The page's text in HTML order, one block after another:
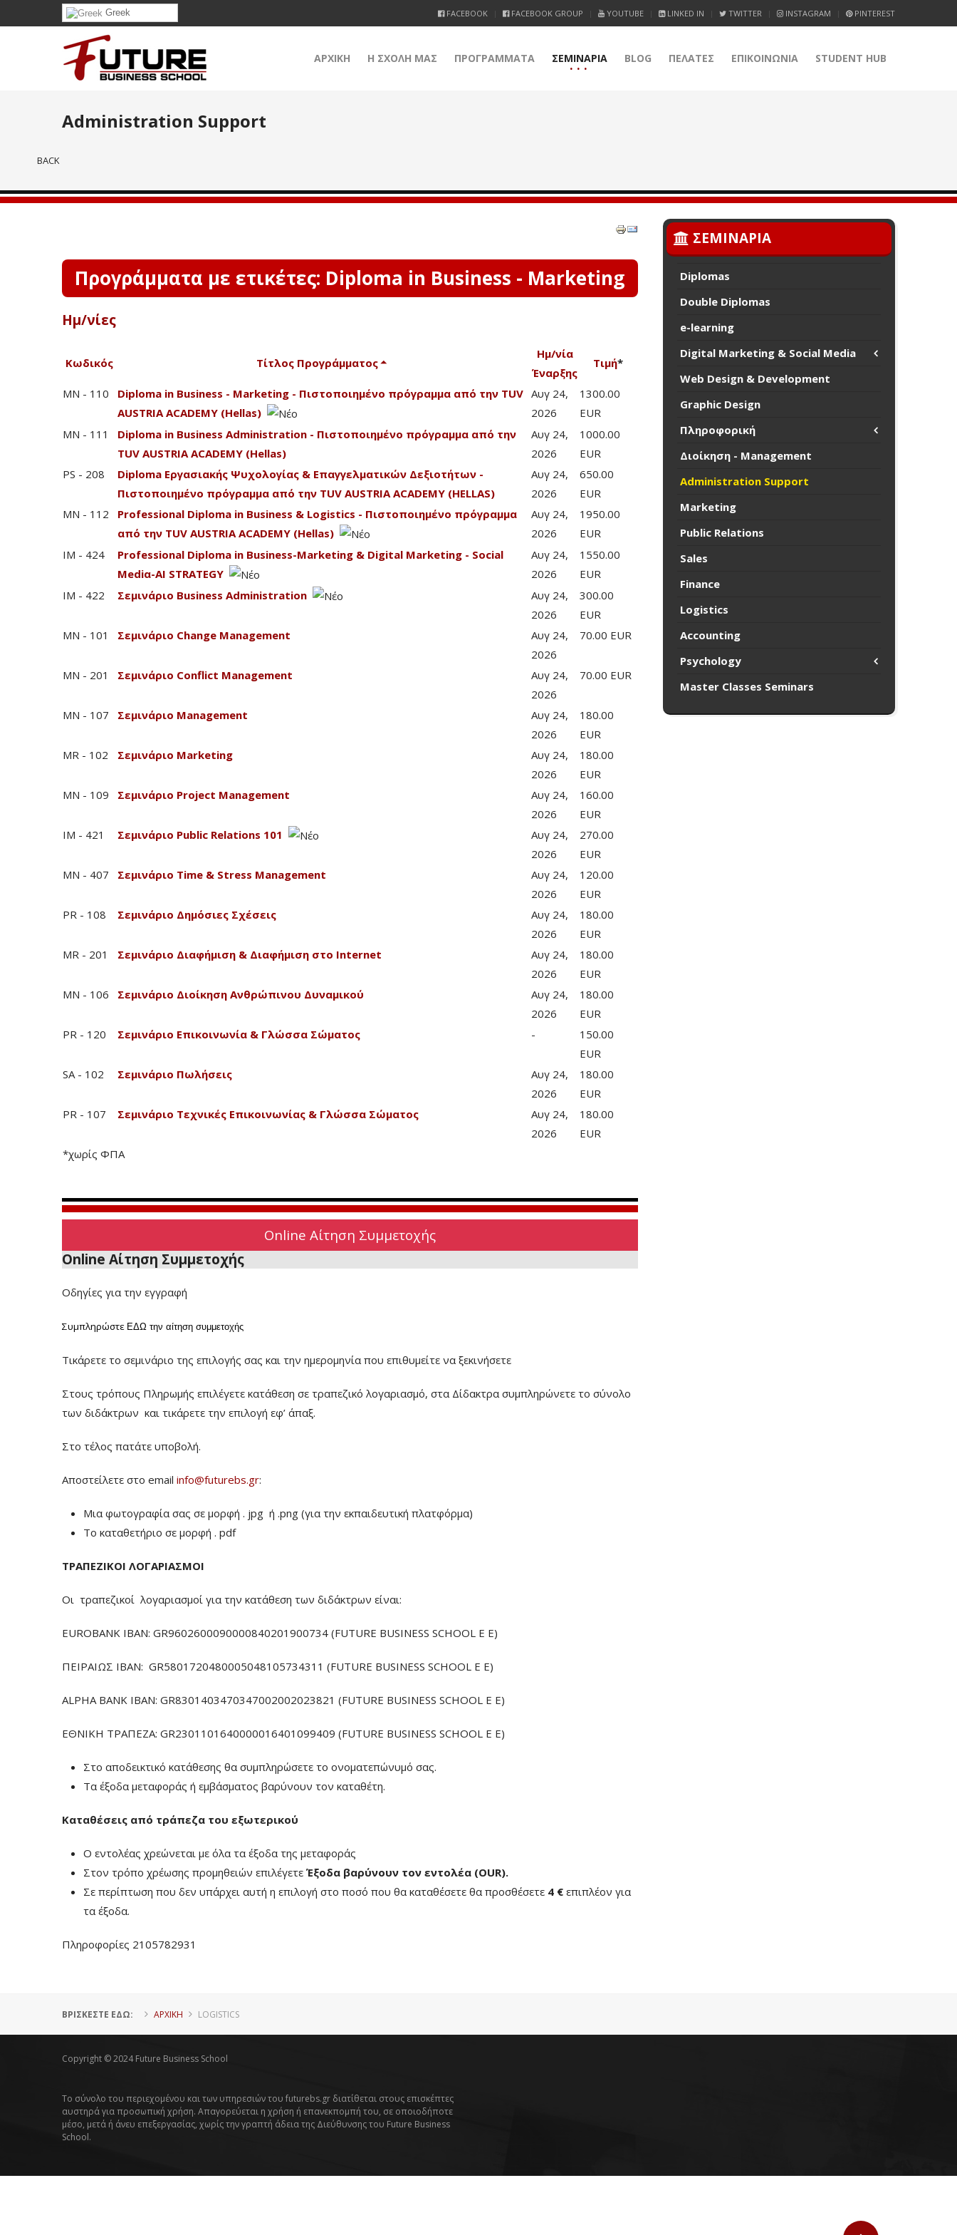
Greek FACEBOOK FACEBOOK GROUP YOUTUBE LINKED IN TWITTER INSTAGRAM PINTEREST
ΑΡΧΙΚΗ Η ΣΧΟΛΗ ΜΑΣ ΠΡΟΓΡΑΜΜΑΤΑ ΣΕΜΙΝΑΡΙΑ BLOG ΠΕΛΑΤΕΣ ΕΠΙΚΟΙΝΩΝΙΑ STUDENT HUB
Administration Support
BACK
Προγράμματα με ετικέτες: Diploma in Business - Marketing
Ημ/νίες
Κωδικός Τίτλος Προγράμματος
Ημ/νία
Έναρξης
Τιμή*
MN - 110
Diploma in Business - Marketing - Πιστοποιημένο πρόγραμμα από την TUV
AUSTRIA ACADEMY (Hellas)
Αυγ 24,
2026
1300.00
EUR
MN - 111
Diploma in Business Administration - Πιστοποιημένο πρόγραμμα από την
TUV AUSTRIA ACADEMY (Hellas)
Αυγ 24,
2026
1000.00
EUR
PS - 208
Diploma Εργασιακής Ψυχολογίας & Επαγγελματικών Δεξιοτήτων -
Πιστοποιημένο πρόγραμμα από την TUV AUSTRIA ACADEMY (HELLAS)
Αυγ 24,
2026
650.00
EUR
MN - 112
Professional Diploma in Business & Logistics - Πιστοποιημένο πρόγραμμα
από την TUV AUSTRIA ACADEMY (Hellas)
Αυγ 24,
2026
1950.00
EUR
IM - 424
Professional Diploma in Business-Marketing & Digital Marketing - Social
Mediα-AI STRATEGY
Αυγ 24,
2026
1550.00
EUR
IM - 422
Σεμινάριο Business Administration
Αυγ 24,
2026
300.00
EUR
MN - 101
Σεμινάριο Change Management
Αυγ 24,
2026
70.00 EUR
MN - 201 Σεμινάριο Conflict Management
Αυγ 24,
2026
70.00 EUR
MN - 107 Σεμινάριο Management
Αυγ 24,
2026
180.00
EUR
MR - 102
Σεμινάριο Marketing
Αυγ 24,
2026
180.00
EUR
MN - 109
Σεμινάριο Project Management
Αυγ 24,
2026
160.00
EUR
IM - 421
Σεμινάριο Public Relations 101
Αυγ 24,
2026
270.00
EUR
MN - 407
Σεμινάριο Time & Stress Management
Αυγ 24,
2026
120.00
EUR
PR - 108
Σεμινάριο Δημόσιες Σχέσεις
Αυγ 24,
2026
180.00
EUR
MR - 201
Σεμινάριο Διαφήμιση & Διαφήμιση στο Internet
Αυγ 24,
2026
180.00
EUR
MN - 106
Σεμινάριο Διοίκηση Ανθρώπινου Δυναμικού
Αυγ 24,
2026
180.00
EUR
PR - 120
Σεμινάριο Επικοινωνία & Γλώσσα Σώματος -
150.00
EUR
SA - 102
Σεμινάριο Πωλήσεις
Αυγ 24,
2026
180.00
EUR
PR - 107
Σεμινάριο Τεχνικές Επικοινωνίας & Γλώσσα Σώματος
Αυγ 24,
2026
180.00
EUR
*χωρίς ΦΠΑ
Online Αίτηση Συμμετοχής
Online Αίτηση Συμμετοχής
Οδηγίες για την εγγραφή
Συμπληρώστε ΕΔΩ την αίτηση συμμετοχής
Τικάρετε το σεμινάριο της επιλογής σας και την ημερομηνία που επιθυμείτε να ξεκινήσετε
Στους τρόπους Πληρωμής επιλέγετε κατάθεση σε τραπεζικό λογαριασμό, στα Δίδακτρα συμπληρώνετε το σύνολο
των διδάκτρων και τικάρετε την επιλογή εφ’ άπαξ.
Στο τέλος πατάτε υποβολή.
Αποστείλετε στο email info@futurebs.gr:
Μια φωτογραφία σας σε μορφή . jpg ή .png (για την εκπαιδευτική πλατφόρμα)
To καταθετήριο σε μορφή . pdf
ΤΡΑΠΕΖΙΚΟΙ ΛΟΓΑΡΙΑΣΜΟΙ
Οι τραπεζικοί λογαριασμοί για την κατάθεση των διδάκτρων είναι:
EUROBANK IBAN: GR9602600090000840201900734 (FUTURE BUSINESS SCHOOL E E)
ΠΕΙΡΑΙΩΣ ΙΒΑΝ: GR5801720480005048105734311 (FUTURE BUSINESS SCHOOL E E)
ALPHA BANK IBAN: GR8301403470347002002023821 (FUTURE BUSINESS SCHOOL E E)
ΕΘΝΙΚΗ ΤΡΑΠΕΖΑ: GR2301101640000016401099409 (FUTURE BUSINESS SCHOOL E E)
Στο αποδεικτικό κατάθεσης θα συμπληρώσετε το ονοματεπώνυμό σας.
Τα έξοδα μεταφοράς ή εμβάσματος βαρύνουν τον καταθέτη.
Καταθέσεις από τράπεζα του εξωτερικού
Ο εντολέας χρεώνεται με όλα τα έξοδα της μεταφοράς
Στον τρόπο χρέωσης προμηθειών επιλέγετε Έξοδα βαρύνουν τον εντολέα (ΟUR).
Σε περίπτωση που δεν υπάρχει αυτή η επιλογή στο ποσό που θα καταθέσετε θα προσθέσετε 4 € επιπλέον για
τα έξοδα.
Πληροφορίες 2105782931
ΣΕΜΙΝΑΡΙΑ
Diplomas
Double Diplomas
e-learning
Digital Marketing & Social Media
Web Design & Development
Graphic Design
Πληροφορική
Διοίκηση - Management
Administration Support
Marketing
Public Relations
Sales
Finance
Logistics
Accounting
Psychology
Master Classes Seminars
ΒΡΊΣΚΕΣΤΕ ΕΔΏ: ΑΡΧΙΚΗ LOGISTICS
Copyright © 2024 Future Business School
Το σύνολο του περιεχομένου και των υπηρεσιών του futurebs.gr διατίθεται στους επισκέπτες
αυστηρά για προσωπική χρήση. Απαγορεύεται η χρήση ή επανεκπομπή του, σε οποιοδήποτε
μέσο, μετά ή άνευ επεξεργασίας, χωρίς την γραπτή άδεια της Διεύθυνσης του Future Business
School.